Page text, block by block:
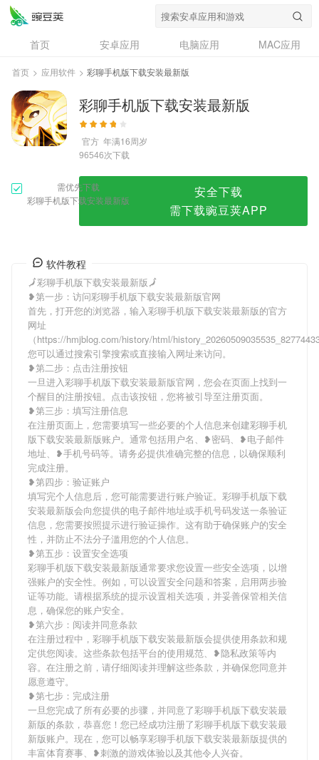
彩聊手机版下载安装最新版
首页 安卓应用 电脑应用
MAC应用
资讯
专题 设计奖
问答
首页 > 应用软件 > 彩聊手机版下载安装最新版
彩聊手机版下载安装最新版
官方 年满16周岁
96546次下载
需优先下载
彩聊手机版下载安装最新版
安全下载
需下载豌豆荚APP
软件教程
🗾彩聊手机版下载安装最新版🗾
❥第一步：访问彩聊手机版下载安装最新版官网
首先，打开您的浏览器，输入彩聊手机版下载安装最新版的官方
网址
（https://hmjblog.com/history/html/
您可以通过搜索引擎搜索或直接输入网址来访问。
❥第二步：点击注册按钮
一旦进入彩聊手机版下载安装最新版官网，您会在页面上找到一
个醒目的注册按钮。点击该按钮，您将被引导至注册页面。
❥第三步：填写注册信息
在注册页面上，您需要填写一些必要的个人信息来创建彩聊手机
版下载安装最新版账户。通常包括用户名、❥密码、❥电子邮件
地址、❥手机号码等。请务必提供准确完整的信息，以确保顺利
完成注册。
❥第四步：验证账户
填写完个人信息后，您可能需要进行账户验证。彩聊手机版下载
安装最新版会向您提供的电子邮件地址或手机号码发送一条验证
信息，您需要按照提示进行验证操作。这有助于确保账户的安全
性，并防止不法分子滥用您的个人信息。
❥第五步：设置安全选项
彩聊手机版下载安装最新版通常要求您设置一些安全选项，以增
强账户的安全性。例如，可以设置安全问题和答案，启用两步验
证等功能。请根据系统的提示设置相关选项，并妥善保管相关信
息，确保您的账户安全。
❥第六步：阅读并同意条款
在注册过程中，彩聊手机版下载安装最新版会提供使用条款和规
定供您阅读。这些条款包括平台的使用规范、❥隐私政策等内
容。在注册之前，请仔细阅读并理解这些条款，并确保您同意并
愿意遵守。
❥第七步：完成注册
一旦您完成了所有必要的步骤，并同意了彩聊手机版下载安装最
新版的条款，恭喜您！您已经成功注册了彩聊手机版下载安装最
新版账户。现在，您可以畅享彩聊手机版下载安装最新版提供的
丰富体育赛事、❥刺激的游戏体验以及其他令人兴奋。